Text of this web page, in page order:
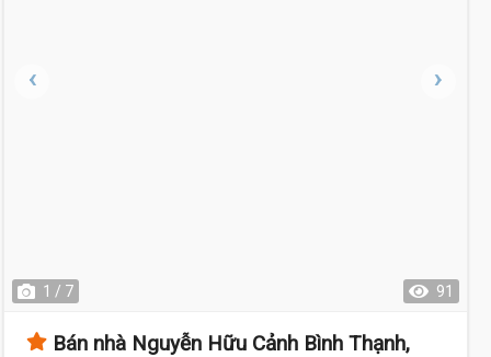
1 / 7 91
Bán nhà Nguyễn Hữu Cảnh Bình Thạnh,